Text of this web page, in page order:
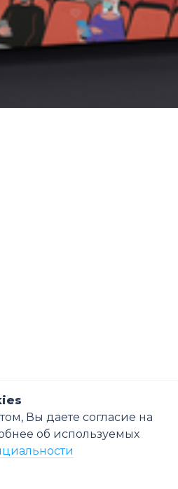
Вы даете согласие на
об используемых